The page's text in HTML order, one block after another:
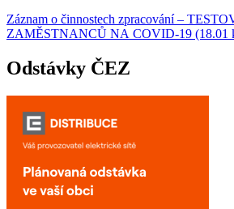
Záznam o činnostech zpracování –
ZAMĚSTNANCŮ NA COVID-19 (18.01
Odstávky ČEZ